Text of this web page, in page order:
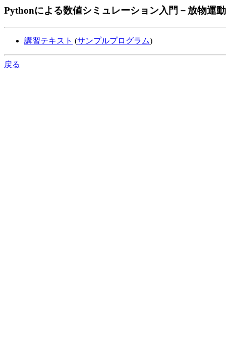
Pythonによる数値シミュレーション入門－放物運
講習テキスト (サンプルプログラム)
戻る